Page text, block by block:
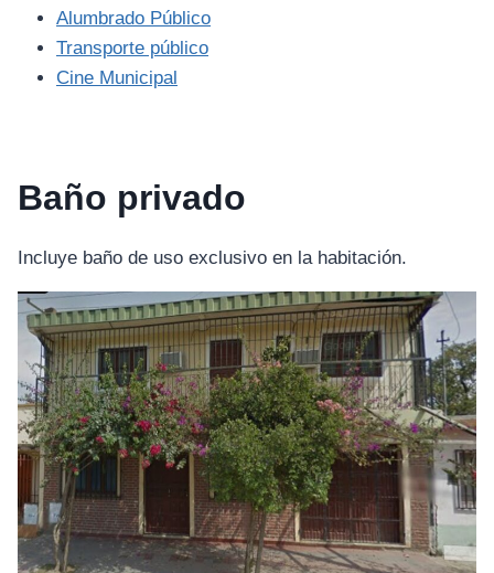
Alumbrado Público
Transporte público
Cine Municipal
Baño privado
Incluye baño de uso exclusivo en la habitación.